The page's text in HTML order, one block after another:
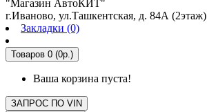
"Магазин АвтоКИТ"
г.Иваново, ул.Ташкентская, д. 84А (2этаж)
Закладки (0)
Товаров 0 (0р.)
Ваша корзина пуста!
ЗАПРОС ПО VIN